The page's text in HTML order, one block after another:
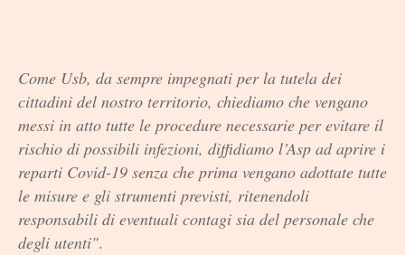
Come Usb, da sempre impegnati per la tutela dei
cittadini del nostro territorio, chiediamo che vengano
messi in atto tutte le procedure necessarie per evitare il
rischio di possibili infezioni, diffidiamo l’Asp ad aprire i
reparti Covid-19 senza che prima vengano adottate tutte
le misure e gli strumenti previsti, ritenendoli
responsabili di eventuali contagi sia del personale che
degli utenti".